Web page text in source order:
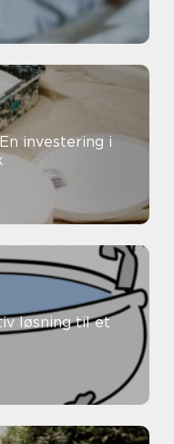
investering i
løsning til et